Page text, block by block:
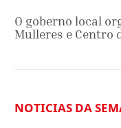
O goberno local
Mulleres e Centro
NOTICIAS DA